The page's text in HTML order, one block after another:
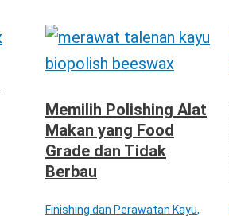
Memilih Polishing Alat
Makan yang Food
Grade dan Tidak
Berbau
Finishing dan Perawatan Kayu,